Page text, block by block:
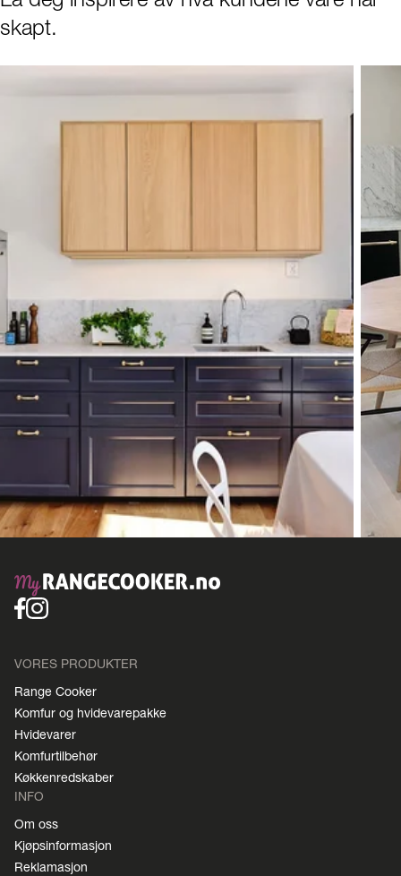
skapt.
VORES PRODUKTER
Range Cooker
Komfur og hvidevarepakke
Hvidevarer
Komfurtilbehør
Køkkenredskaber
INFO
Om oss
Kjøpsinformasjon
Reklamasjon